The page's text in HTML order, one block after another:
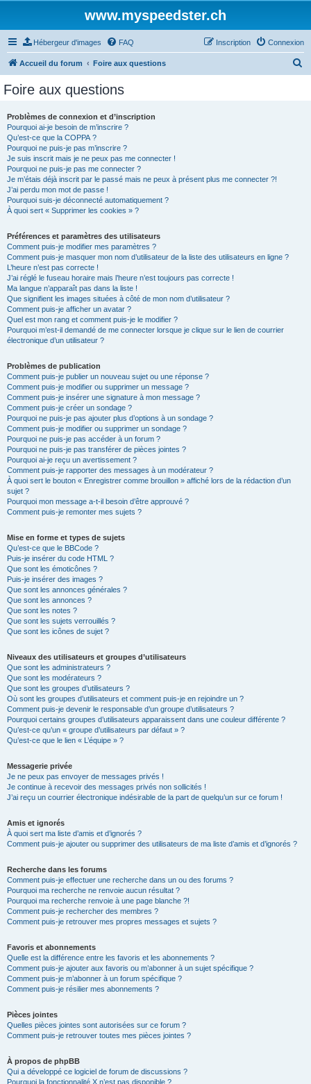
www.myspeedster.ch
Hébergeur d'images FAQ Connexion
Inscription
Accueil du forum Foire aux questions
Foire aux questions
Problèmes de connexion et d’inscription
Pourquoi ai-je besoin de m’inscrire ?
Qu’est-ce que la COPPA ?
Pourquoi ne puis-je pas m’inscrire ?
Je suis inscrit mais je ne peux pas me connecter !
Pourquoi ne puis-je pas me connecter ?
Je m’étais déjà inscrit par le passé mais ne peux à présent plus me connecter ?!
J’ai perdu mon mot de passe !
Pourquoi suis-je déconnecté automatiquement ?
À quoi sert « Supprimer les cookies » ?
Préférences et paramètres des utilisateurs
Comment puis-je modifier mes paramètres ?
Comment puis-je masquer mon nom d’utilisateur de la liste des utilisateurs en ligne ?
L’heure n’est pas correcte !
J’ai réglé le fuseau horaire mais l’heure n’est toujours pas correcte !
Ma langue n’apparaît pas dans la liste !
Que signifient les images situées à côté de mon nom d’utilisateur ?
Comment puis-je afficher un avatar ?
Quel est mon rang et comment puis-je le modifier ?
Pourquoi m’est-il demandé de me connecter lorsque je clique sur le lien de courrier
électronique d’un utilisateur ?
Problèmes de publication
Comment puis-je publier un nouveau sujet ou une réponse ?
Comment puis-je modifier ou supprimer un message ?
Comment puis-je insérer une signature à mon message ?
Comment puis-je créer un sondage ?
Pourquoi ne puis-je pas ajouter plus d’options à un sondage ?
Comment puis-je modifier ou supprimer un sondage ?
Pourquoi ne puis-je pas accéder à un forum ?
Pourquoi ne puis-je pas transférer de pièces jointes ?
Pourquoi ai-je reçu un avertissement ?
Comment puis-je rapporter des messages à un modérateur ?
À quoi sert le bouton « Enregistrer comme brouillon » affiché lors de la rédaction d’un
sujet ?
Pourquoi mon message a-t-il besoin d’être approuvé ?
Comment puis-je remonter mes sujets ?
Mise en forme et types de sujets
Qu’est-ce que le BBCode ?
Puis-je insérer du code HTML ?
Que sont les émoticônes ?
Puis-je insérer des images ?
Que sont les annonces générales ?
Que sont les annonces ?
Que sont les notes ?
Que sont les sujets verrouillés ?
Que sont les icônes de sujet ?
Niveaux des utilisateurs et groupes d’utilisateurs
Que sont les administrateurs ?
Que sont les modérateurs ?
Que sont les groupes d’utilisateurs ?
Où sont les groupes d’utilisateurs et comment puis-je en rejoindre un ?
Comment puis-je devenir le responsable d’un groupe d’utilisateurs ?
Pourquoi certains groupes d’utilisateurs apparaissent dans une couleur différente ?
Qu’est-ce qu’un « groupe d’utilisateurs par défaut » ?
Qu’est-ce que le lien « L’équipe » ?
Messagerie privée
Je ne peux pas envoyer de messages privés !
Je continue à recevoir des messages privés non sollicités !
J’ai reçu un courrier électronique indésirable de la part de quelqu’un sur ce forum !
Amis et ignorés
À quoi sert ma liste d’amis et d’ignorés ?
Comment puis-je ajouter ou supprimer des utilisateurs de ma liste d’amis et d’ignorés ?
Recherche dans les forums
Comment puis-je effectuer une recherche dans un ou des forums ?
Pourquoi ma recherche ne renvoie aucun résultat ?
Pourquoi ma recherche renvoie à une page blanche ?!
Comment puis-je rechercher des membres ?
Comment puis-je retrouver mes propres messages et sujets ?
Favoris et abonnements
Quelle est la différence entre les favoris et les abonnements ?
Comment puis-je ajouter aux favoris ou m’abonner à un sujet spécifique ?
Comment puis-je m’abonner à un forum spécifique ?
Comment puis-je résilier mes abonnements ?
Pièces jointes
Quelles pièces jointes sont autorisées sur ce forum ?
Comment puis-je retrouver toutes mes pièces jointes ?
À propos de phpBB
Qui a développé ce logiciel de forum de discussions ?
Pourquoi la fonctionnalité X n’est pas disponible ?